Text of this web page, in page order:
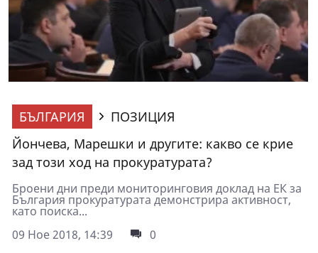
БЪЛГАРИЯ
ПОЗИЦИЯ
Йончева, Марешки и другите: какво се крие
зад този ход на прокуратурата?
Броени дни преди мониторинговия доклад на ЕК за
България прокуратурата демонстрира активност,
като поиска...
09 Ное 2018, 14:39
0